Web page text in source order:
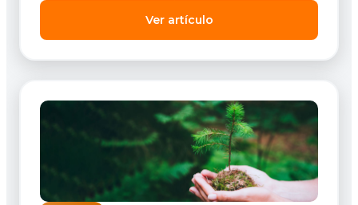
Ver artículo